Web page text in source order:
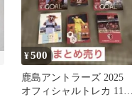
¥500
鹿島アントラーズ 2025
オフィシャルトレカ 11枚